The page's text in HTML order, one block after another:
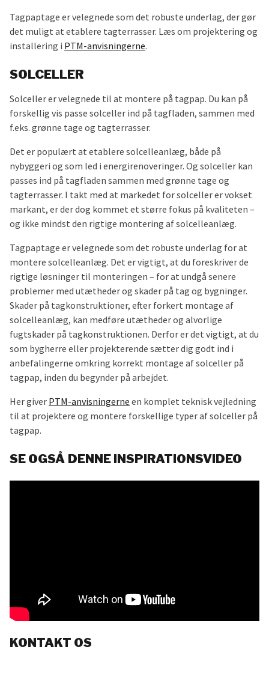
Tagpaptage er velegnede som det robuste underlag, der gør
det muligt at etablere tagterrasser. Læs om projektering og
installering i PTM-anvisningerne.
SOLCELLER
Solceller er velegnede til at montere på tagpap. Du kan på
forskellig vis passe solceller ind på tagfladen, sammen med
f.eks. grønne tage og tagterrasser.
Det er populært at etablere solcelleanlæg, både på
nybyggeri og som led i energirenoveringer. Og solceller kan
passes ind på tagfladen sammen med grønne tage og
tagterrasser. I takt med at markedet for solceller er vokset
markant, er der dog kommet et større fokus på kvaliteten –
og ikke mindst den rigtige montering af solcelleanlæg.
Tagpaptage er velegnede som det robuste underlag for at
montere solcelleanlæg. Det er vigtigt, at du foreskriver de
rigtige løsninger til monteringen – for at undgå senere
problemer med utætheder og skader på tag og bygninger.
Skader på tagkonstruktioner, efter forkert montage af
solcelleanlæg, kan medføre utætheder og alvorlige
fugtskader på tagkonstruktionen. Derfor er det vigtigt, at du
som bygherre eller projekterende sætter dig godt ind i
anbefalingerne omkring korrekt montage af solceller på
tagpap, inden du begynder på arbejdet.
Her giver PTM-anvisningerne en komplet teknisk vejledning
til at projektere og montere forskellige typer af solceller på
tagpap.
SE OGSÅ DENNE INSPIRATIONSVIDEO
KONTAKT OS